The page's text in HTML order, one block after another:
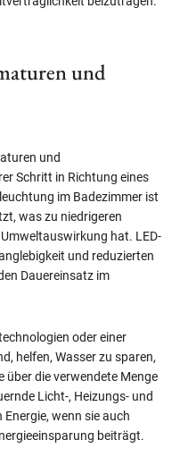
und
und
Schritt in Richtung eines
im Badezimmer ist
was zu niedrigeren
hat. LED-
und reduzierten
Dauereinsatz im
oder einer
helfen, Wasser zu sparen,
über die verwendete Menge
Licht-, Heizungs- und
wenn sie auch
beiträgt.